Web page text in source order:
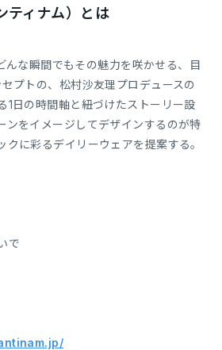
ティナム）とは
な瞬間でもその魅力を咲かせる、目
プトの、松村沙友理プロデュースの
1日の時間軸と紐づけたストーリー設
ンをイメージしてデザインするのが特
クに彩るデイリーウェアを提案する。
で